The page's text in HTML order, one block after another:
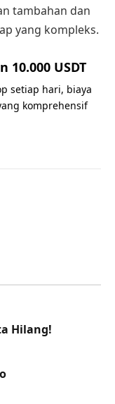
tambahan dan
yang kompleks.
10.000 USDT
setiap hari, biaya
komprehensif
Hilang!